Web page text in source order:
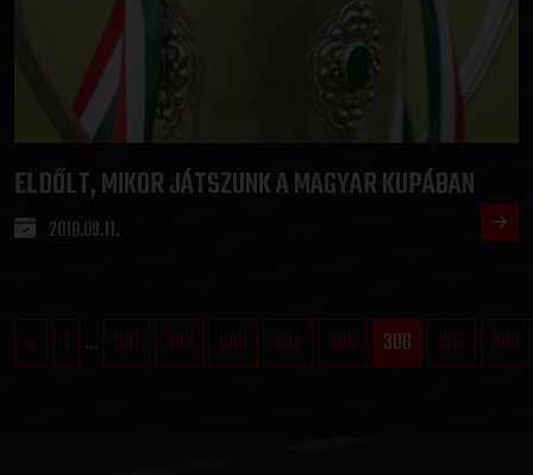
ELDŐLT, MIKOR JÁTSZUNK A MAGYAR KUPÁBAN
2018.09.11.
« 1 301 302 303 304 305 306 307 308